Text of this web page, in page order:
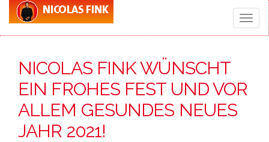
Toggle
NICOLAS FINK WÜNSCHT
EIN FROHES FEST UND VOR
ALLEM GESUNDES NEUES
JAHR 2021!